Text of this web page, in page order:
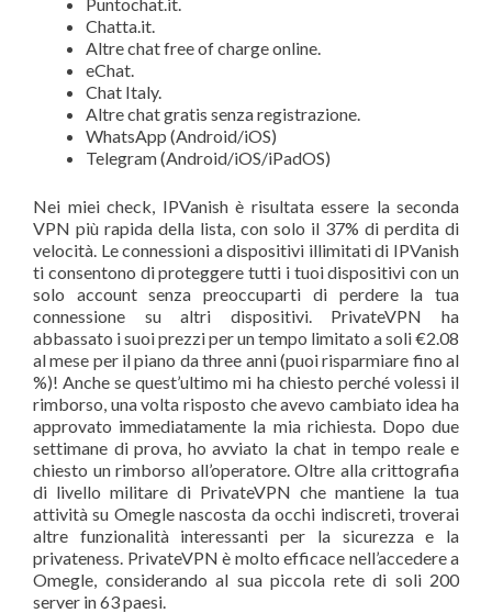
Chatta.it.
Altre chat free of charge online.
eChat.
Chat Italy.
Altre chat gratis senza registrazione.
WhatsApp (Android/iOS)
Telegram (Android/iOS/iPadOS)
Nei miei check, IPVanish è risultata essere la seconda
VPN più rapida della lista, con solo il 37% di perdita di
velocità. Le connessioni a dispositivi illimitati di IPVanish
ti consentono di proteggere tutti i tuoi dispositivi con un
solo account senza preoccuparti di perdere la tua
connessione su altri dispositivi. PrivateVPN ha
abbassato i suoi prezzi per un tempo limitato a soli €2.08
al mese per il piano da three anni (puoi risparmiare fino al
%)! Anche se quest’ultimo mi ha chiesto perché volessi il
rimborso, una volta risposto che avevo cambiato idea ha
approvato immediatamente la mia richiesta. Dopo due
settimane di prova, ho avviato la chat in tempo reale e
chiesto un rimborso all’operatore. Oltre alla crittografia
di livello militare di PrivateVPN che mantiene la tua
attività su Omegle nascosta da occhi indiscreti, troverai
altre funzionalità interessanti per la sicurezza e la
privateness. PrivateVPN è molto efficace nell’accedere a
Omegle, considerando al sua piccola rete di soli 200
server in 63 paesi.